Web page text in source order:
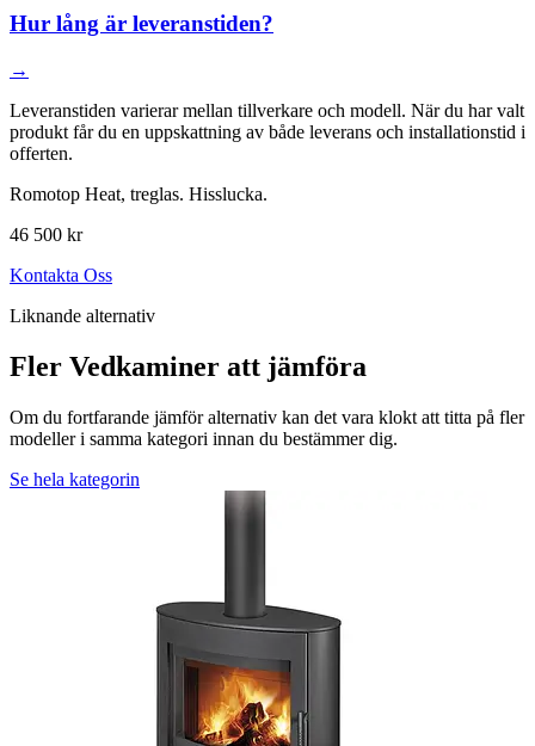
Hur lång är leveranstiden?
→
Leveranstiden varierar mellan tillverkare och modell. När du har valt
produkt får du en uppskattning av både leverans och installationstid i
offerten.
Romotop Heat, treglas. Hisslucka.
46 500 kr
Kontakta Oss
Liknande alternativ
Fler Vedkaminer att jämföra
Om du fortfarande jämför alternativ kan det vara klokt att titta på fler
modeller i samma kategori innan du bestämmer dig.
Se hela kategorin